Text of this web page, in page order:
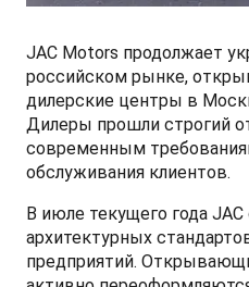
Кредитный калькулятор
Регламент ТО
Руководство по
Руководства по
Партнеры
JAC Motors продолжает
российском рынке,
дилерские центры в
Дилеры прошли строгий
современным
обслуживания клиентов.
В июле текущего года
архитектурных
предприятий.